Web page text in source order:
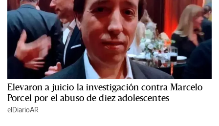
Elevaron a juicio la investigación contra Marcelo
Porcel por el abuso de diez adolescentes
elDiarioAR